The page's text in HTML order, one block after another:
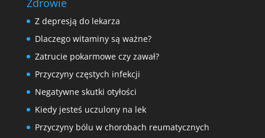
Z depresją do lekarza
Dlaczego witaminy są ważne?
Zatrucie pokarmowe czy zawał?
Przyczyny częstych infekcji
Negatywne skutki otyłości
Kiedy jesteś uczulony na lek
Przyczyny bólu w chorobach reumatycznych